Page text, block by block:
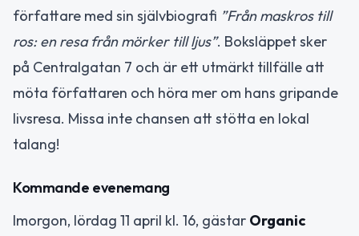
författare med sin självbiografi ”Från maskros till
ros: en resa från mörker till ljus”. Boksläppet sker
på Centralgatan 7 och är ett utmärkt tillfälle att
möta författaren och höra mer om hans gripande
livsresa. Missa inte chansen att stötta en lokal
talang!
Kommande evenemang
Imorgon, lördag 11 april kl. 16, gästar Organic